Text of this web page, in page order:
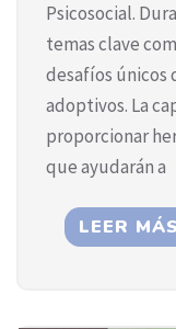
Psicosocial.
temas clave
desafíos únicos
adoptivos. La
proporcionar
que ayudarán a